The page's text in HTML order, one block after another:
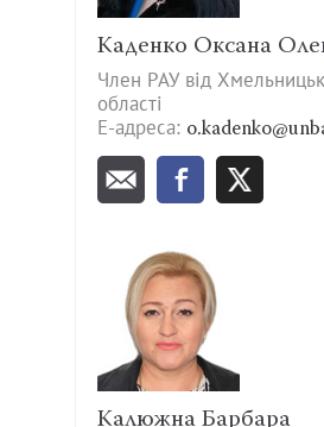
Каденко Оксана
Член РАУ від
області
Е-адреса:
Калюжна Барбара